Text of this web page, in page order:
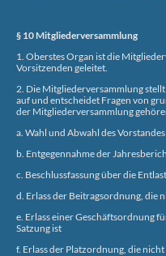
§ 10 Mitgliederversammlung
1. Oberstes Organ ist die
Vorsitzenden geleitet.
2. Die Mitgliederversammlung
auf und entscheidet Fragen von
der Mitgliederversammlung
a. Wahl und Abwahl des
b. Entgegennahme der
c. Beschlussfassung über die
d. Erlass der Beitragsordnung, die
e. Erlass einer Geschäftsordnung
Satzung ist
f. Erlass der Platzordnung, die